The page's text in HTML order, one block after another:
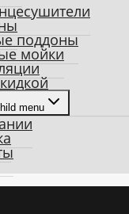
поддоны
мойки
menu